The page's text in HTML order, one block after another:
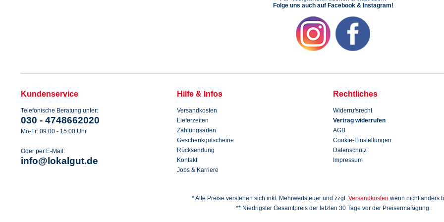
Folge uns auch auf Facebook & Instagram!
Kundenservice
Telefonische Beratung unter:
030 - 4748662020
Mo-Fr: 09:00 - 15:00 Uhr
Oder per E-Mail:
info@lokalgut.de
Hilfe & Infos
Versandkosten
Lieferzeiten
Zahlungsarten
Geschenkgutscheine
Rücksendung
Kontakt
Jobs & Karriere
Rechtliches
Widerrufsrecht
Vertrag widerrufen
AGB
Cookie-Einstellungen
Datenschutz
Impressum
* Alle Preise verstehen sich inkl. Mehrwertsteuer und zzgl. Versandkosten wenn nicht anders
** Niedrigster Gesamtpreis der letzten 30 Tage vor der Preisermäßigung.